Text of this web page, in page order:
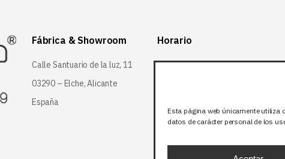
Esta página web únicamente utiliza
datos de carácter personal de los
Fábrica & Showroom
Calle Santuario de la luz, 11
03290 – Elche, Alicante
España
Horario
Lunes-Viernes:
Cerrado